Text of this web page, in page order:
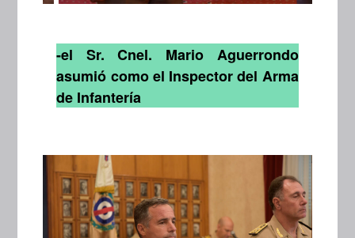
-el Sr. Cnel. Mario Aguerrondo
asumió como el Inspector del Arma
de Infantería